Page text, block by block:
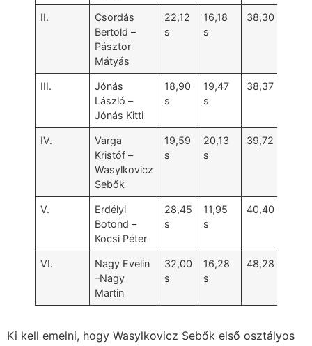
II.
Csordás
Bertold –
Pásztor
Mátyás
22,12
s
16,18
s
38,30 s
III.
Jónás
László –
Jónás Kitti
18,90
s
19,47
s
38,37 s
IV.
Varga
Kristóf –
Wasylkovicz
Sebők
19,59
s
20,13
s
39,72 s
V.
Erdélyi
Botond –
Kocsi Péter
28,45
s
11,95
s
40,40 s
VI.
Nagy Evelin
–Nagy
Martin
32,00
s
16,28
s
48,28 s
Ki kell emelni, hogy Wasylkovicz Sebők első osztályos